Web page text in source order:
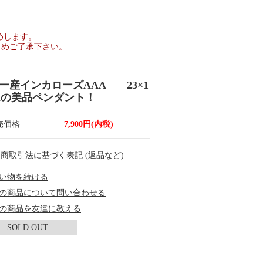
ます。
ご了承下さい。
産インカローズAAA 23×1
美品ペンダント！
価格 7,900円(内税)
取引法に基づく表記 (返品など)
物を続ける
商品について問い合わせる
商品を友達に教える
SOLD OUT